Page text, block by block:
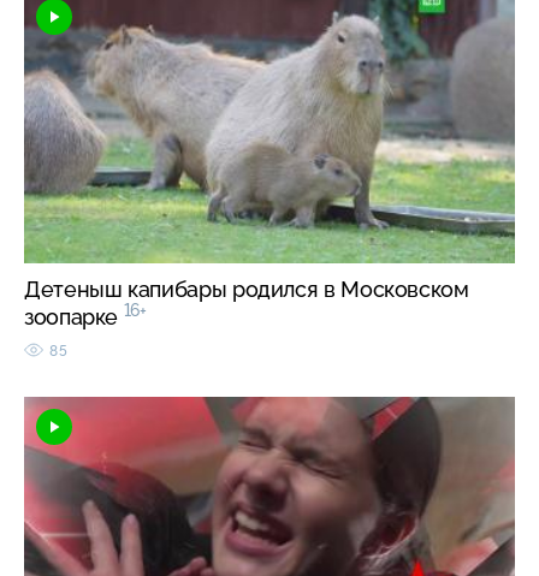
Детеныш капибары родился в Московском
зоопарке 16+
85